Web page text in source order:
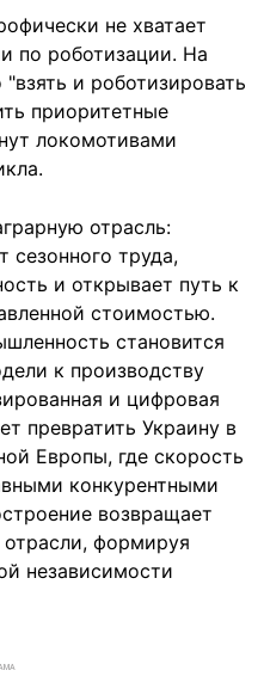
не хватает
по роботизации. На
и роботизировать
приоритетные
локомотивами
отрасль:
сезонного труда,
и открывает путь к
стоимостью.
становится
к производству
и цифровая
превратить Украину в
Европы, где скорость
конкурентными
возвращает
отрасли, формируя
независимости